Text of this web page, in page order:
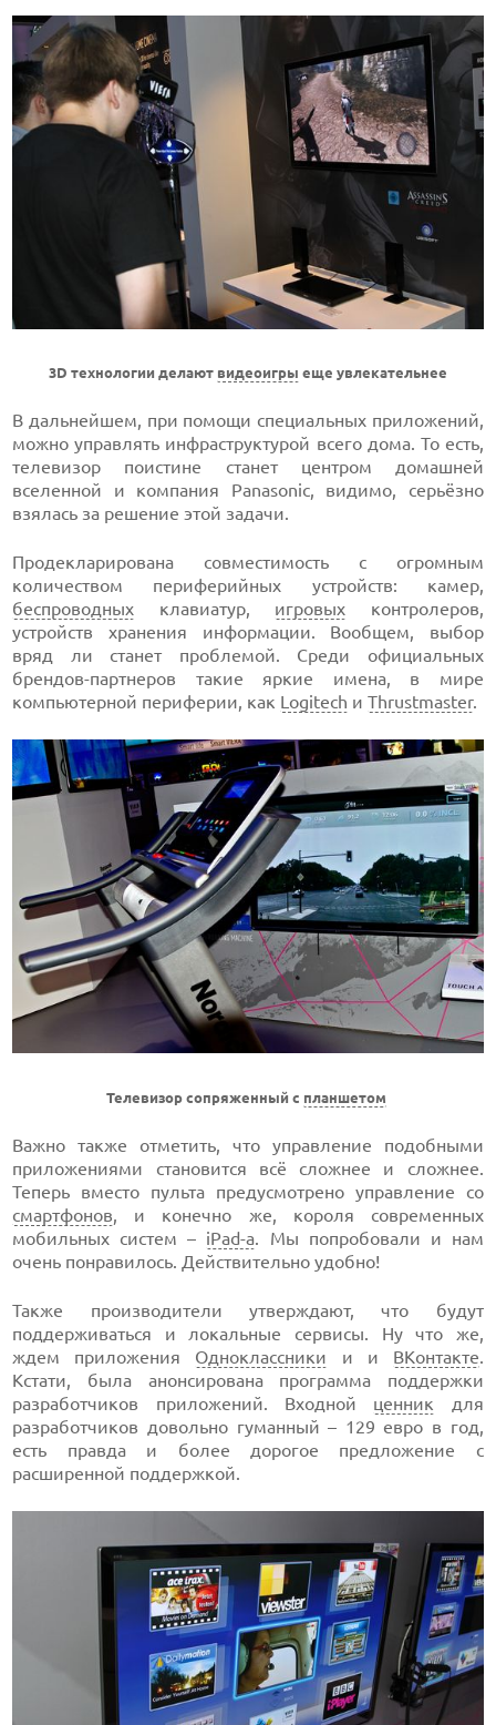
3D технологии делают видеоигры еще увлекательнее
В дальнейшем, при помощи специальных приложений,
можно управлять инфраструктурой всего дома. То есть,
телевизор поистине станет центром домашней
вселенной и компания Panasonic, видимо, серьёзно
взялась за решение этой задачи.
Продекларирована совместимость с огромным
количеством периферийных устройств: камер,
беспроводных клавиатур, игровых контролеров,
устройств хранения информации. Вообщем, выбор
вряд ли станет проблемой. Среди официальных
брендов-партнеров такие яркие имена, в мире
компьютерной периферии, как Logitech иThrustmaster.
Телевизор сопряженный с планшетом
Важно также отметить, что управление подобными
приложениями становится всё сложнее и сложнее.
Теперь вместо пульта предусмотрено управление со
смартфонов, и конечно же, короля современных
мобильных систем – iPad-а. Мы попробовали и нам
очень понравилось. Действительно удобно!
Также производители утверждают, что будут
поддерживаться и локальные сервисы. Ну что же,
ждем приложения Одноклассники и и ВКонтакте.
Кстати, была анонсирована программа поддержки
разработчиков приложений. Входной ценник для
разработчиков довольно гуманный – 129 евро в год,
есть правда и более дорогое предложение с
расширенной поддержкой.